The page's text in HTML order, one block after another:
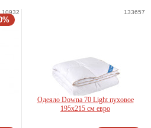
10932 133657
Одеяло Downa 70 Light пуховое
195x215 см евро